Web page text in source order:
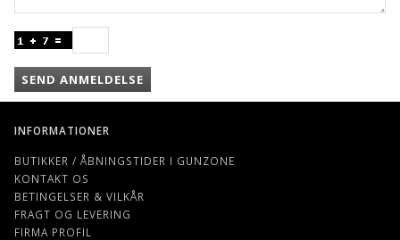
SEND ANMELDELSE
INFORMATIONER
BUTIKKER / ÅBNINGSTIDER I GUNZONE
KONTAKT OS
BETINGELSER & VILKÅR
FRAGT OG LEVERING
FIRMA PROFIL